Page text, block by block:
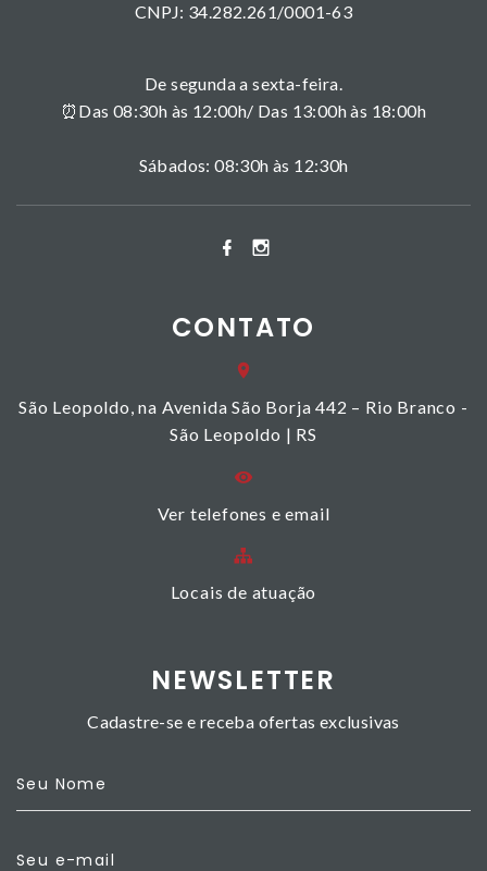
CNPJ: 34.282.261/0001-63
De segunda a sexta-feira.
⏰Das 08:30h às 12:00h/ Das 13:00h às 18:00h
Sábados: 08:30h às 12:30h
CONTATO
São Leopoldo, na Avenida São Borja 442 – Rio Branco -
São Leopoldo | RS
Ver telefones e email
Locais de atuação
NEWSLETTER
Cadastre-se e receba ofertas exclusivas
Seu Nome
Seu e-mail